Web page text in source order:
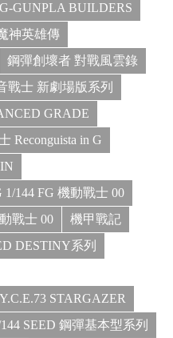
GUNPLA BUILDERS
神英雄傳
鋼彈創壞者 對戰風雲錄
戰士 新劇場版系列
GRADE
Reconguista in G
1/144 FG 機動戰士 00
戰士 00
機甲戰記
DESTINY系列
STARGAZER
SEED 鋼彈基本型系列